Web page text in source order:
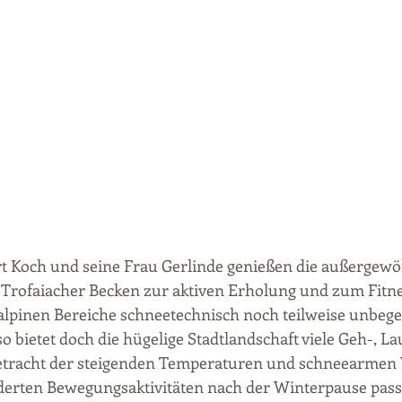
Koch und seine Frau Gerlinde genießen die
Becken zur aktiven Erholung und zum
Bereiche schneetechnisch noch teilweise
bietet doch die hügelige Stadtlandschaft viele Geh-,
der steigenden Temperaturen und
Bewegungsaktivitäten nach der Winterpause